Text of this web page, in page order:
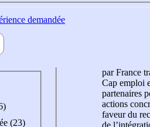
demandée
(23)
par France
Cap emploi
partenaires
actions
faveur du
de